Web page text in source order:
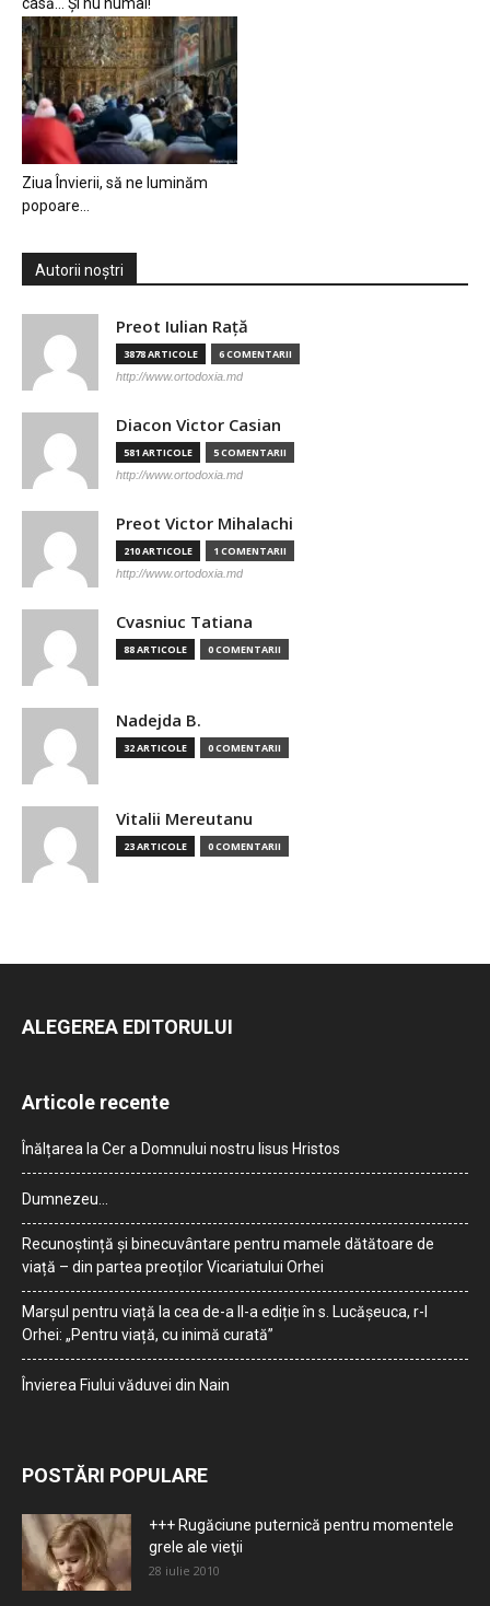
Ziua Învierii, să ne luminăm
popoare…
Autorii noștri
Preot Iulian Raţă
3878 ARTICOLE 6 COMENTARII
http://www.ortodoxia.md
Diacon Victor Casian
581 ARTICOLE 5 COMENTARII
http://www.ortodoxia.md
Preot Victor Mihalachi
210 ARTICOLE 1 COMENTARII
http://www.ortodoxia.md
Cvasniuc Tatiana
88 ARTICOLE 0 COMENTARII
Nadejda B.
32 ARTICOLE 0 COMENTARII
Vitalii Mereutanu
23 ARTICOLE 0 COMENTARII
ALEGEREA EDITORULUI
Articole recente
Înălțarea la Cer a Domnului nostru Iisus Hristos
Dumnezeu…
Recunoștință și binecuvântare pentru mamele dătătoare de
viață – din partea preoților Vicariatului Orhei
Marșul pentru viață la cea de-a II-a ediție în s. Lucășeuca, r-l
Orhei: „Pentru viață, cu inimă curată”
Învierea Fiului văduvei din Nain
POSTĂRI POPULARE
+++ Rugăciune puternică pentru momentele
grele ale vieţii
28 iulie 2010